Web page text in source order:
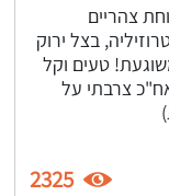
צהריים
בצל ירוק
טעים וקל
צרבתי על
2325